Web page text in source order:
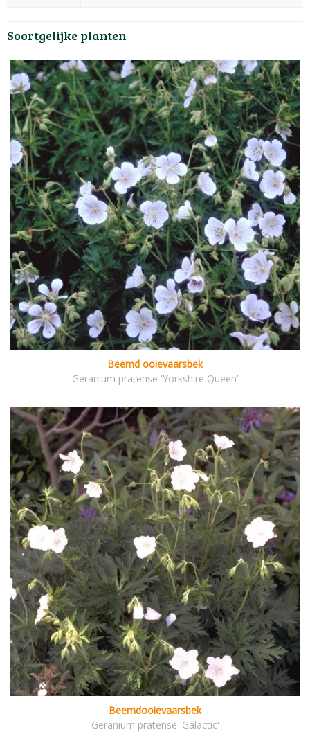
Soortgelijke planten
Beemd ooievaarsbek
Geranium pratense 'Yorkshire Queen'
Beemdooievaarsbek
Geranium pratense 'Galactic'